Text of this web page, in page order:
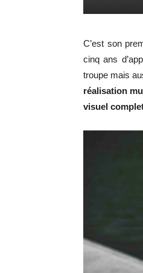
C’est son
cinq ans
troupe mais
réalisation
visuel